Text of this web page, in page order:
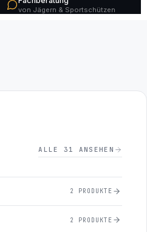
von Jägern & Sportschützen
ALLE 31 ANSEHEN
2 PRODUKTE
2 PRODUKTE